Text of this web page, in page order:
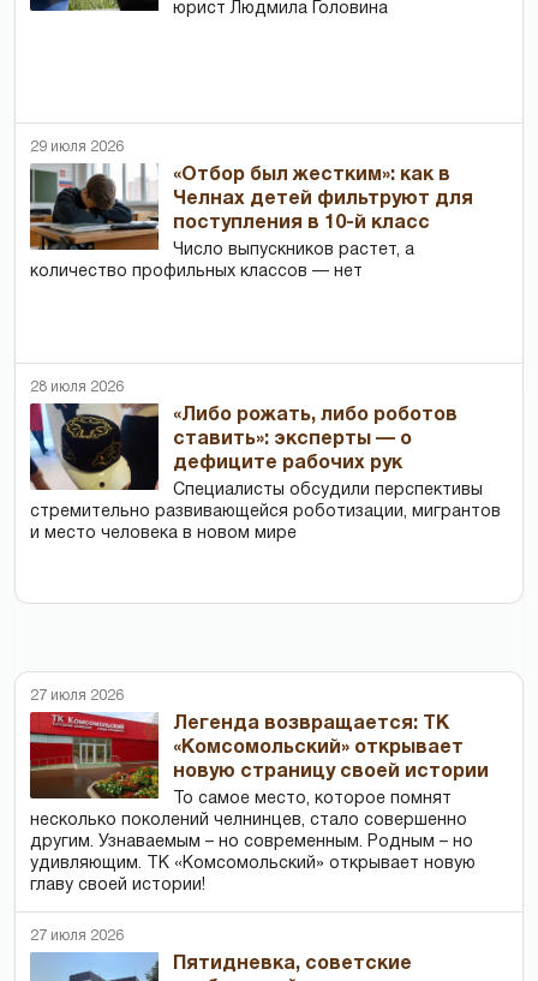
юрист Людмила Головина
29 июля 2026
«Отбор был жестким»: как в
Челнах детей фильтруют для
поступления в 10-й класс
Число выпускников растет, а
количество профильных классов — нет
28 июля 2026
«Либо рожать, либо роботов
ставить»: эксперты — о
дефиците рабочих рук
Специалисты обсудили перспективы
стремительно развивающейся роботизации, мигрантов
и место человека в новом мире
27 июля 2026
Легенда возвращается: ТК
«Комсомольский» открывает
новую страницу своей истории
То самое место, которое помнят
несколько поколений челнинцев, стало совершенно
другим. Узнаваемым – но современным. Родным – но
удивляющим. ТК «Комсомольский» открывает новую
главу своей истории!
27 июля 2026
Пятидневка, советские